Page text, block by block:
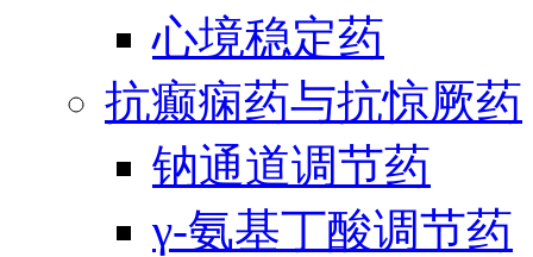
心境稳定药
抗癫痫药与抗惊厥药
钠通道调节药
γ-氨基丁酸调节药